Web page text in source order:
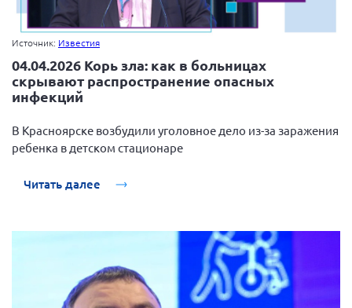
Источник: Известия
04.04.2026 Корь зла: как в больницах
скрывают распространение опасных
инфекций
В Красноярске возбудили уголовное дело из-за заражения
ребенка в детском стационаре
Читать далее